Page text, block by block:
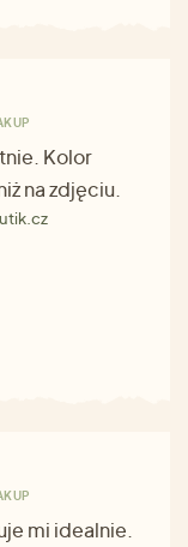
Kolor
na zdjęciu.
mi idealnie.